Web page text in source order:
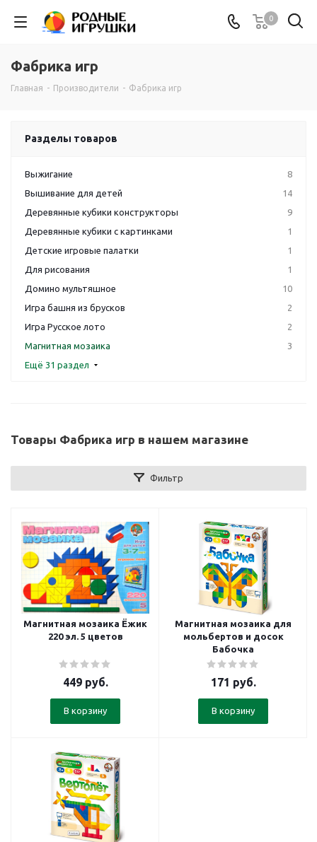
0
Фабрика игр
Главная - Производители - Фабрика игр
Разделы товаров
Выжигание
8
Вышивание для детей
14
Деревянные кубики конструкторы
9
Деревянные кубики с картинками
1
Детские игровые палатки
1
Для рисования
1
Домино мультяшное
10
Игра башня из брусков
2
Игра Русское лото
2
Магнитная мозаика
3
Ещё 31 раздел
Товары Фабрика игр в нашем магазине
Фильтр
Магнитная мозаика Ёжик
220 эл. 5 цветов
449руб.
В корзину
Магнитная мозаика для
мольбертов и досок
Бабочка
171 руб.
В корзину